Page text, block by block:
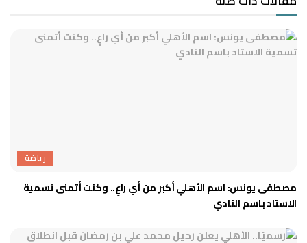
رياضة
مصطفى يونس: اسم الأهلي أكبر من أي راعٍ.. وكنت أتمنى تسمية
الاستاد باسم النادي